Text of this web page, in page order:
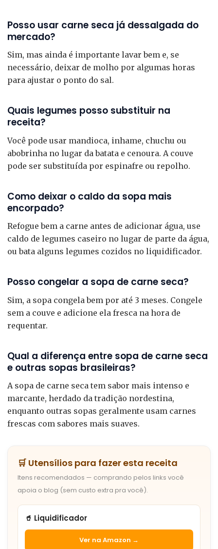
Posso usar carne seca já dessalgada do
mercado?
Sim, mas ainda é importante lavar bem e, se
necessário, deixar de molho por algumas horas
para ajustar o ponto do sal.
Quais legumes posso substituir na
receita?
Você pode usar mandioca, inhame, chuchu ou
abobrinha no lugar da batata e cenoura. A couve
pode ser substituída por espinafre ou repolho.
Como deixar o caldo da sopa mais
encorpado?
Refogue bem a carne antes de adicionar água, use
caldo de legumes caseiro no lugar de parte da água,
ou bata alguns legumes cozidos no liquidificador.
Posso congelar a sopa de carne seca?
Sim, a sopa congela bem por até 3 meses. Congele
sem a couve e adicione ela fresca na hora de
requentar.
Qual a diferença entre sopa de carne seca
e outras sopas brasileiras?
A sopa de carne seca tem sabor mais intenso e
marcante, herdado da tradição nordestina,
enquanto outras sopas geralmente usam carnes
frescas com sabores mais suaves.
🛒 Utensílios para fazer esta receita
Itens recomendados — comprando pelos links você
apoia o blog (sem custo extra pra você).
🥤 Liquidificador
Ver na Amazon →